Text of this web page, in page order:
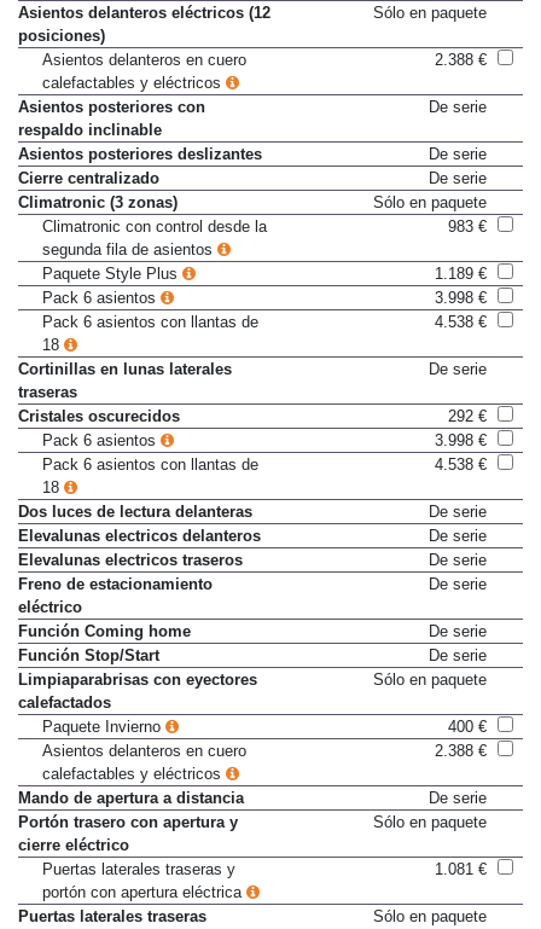
Asientos delanteros eléctricos (12
posiciones)
Sólo en paquete
Asientos delanteros en cuero
calefactables y eléctricos
2.388 €
Asientos posteriores con
respaldo inclinable
De serie
Asientos posteriores deslizantes
De serie
Cierre centralizado
De serie
Climatronic (3 zonas)
Sólo en paquete
Climatronic con control desde la
segunda fila de asientos
983 €
Paquete Style Plus
1.189 €
Pack 6 asientos
3.998 €
Pack 6 asientos con llantas de
18
4.538 €
Cortinillas en lunas laterales
traseras
De serie
Cristales oscurecidos
292 €
Pack 6 asientos
3.998 €
Pack 6 asientos con llantas de
18
4.538 €
Dos luces de lectura delanteras
De serie
Elevalunas electricos delanteros
De serie
Elevalunas electricos traseros
De serie
Freno de estacionamiento
eléctrico
De serie
Función Coming home
De serie
Función Stop/Start
De serie
Limpiaparabrisas con eyectores
calefactados
Sólo en paquete
Paquete Invierno
400 €
Asientos delanteros en cuero
calefactables y eléctricos
2.388 €
Mando de apertura a distancia
De serie
Portón trasero con apertura y
cierre eléctrico
Sólo en paquete
Puertas laterales traseras y
portón con apertura eléctrica
1.081 €
Puertas laterales traseras
Sólo en paquete